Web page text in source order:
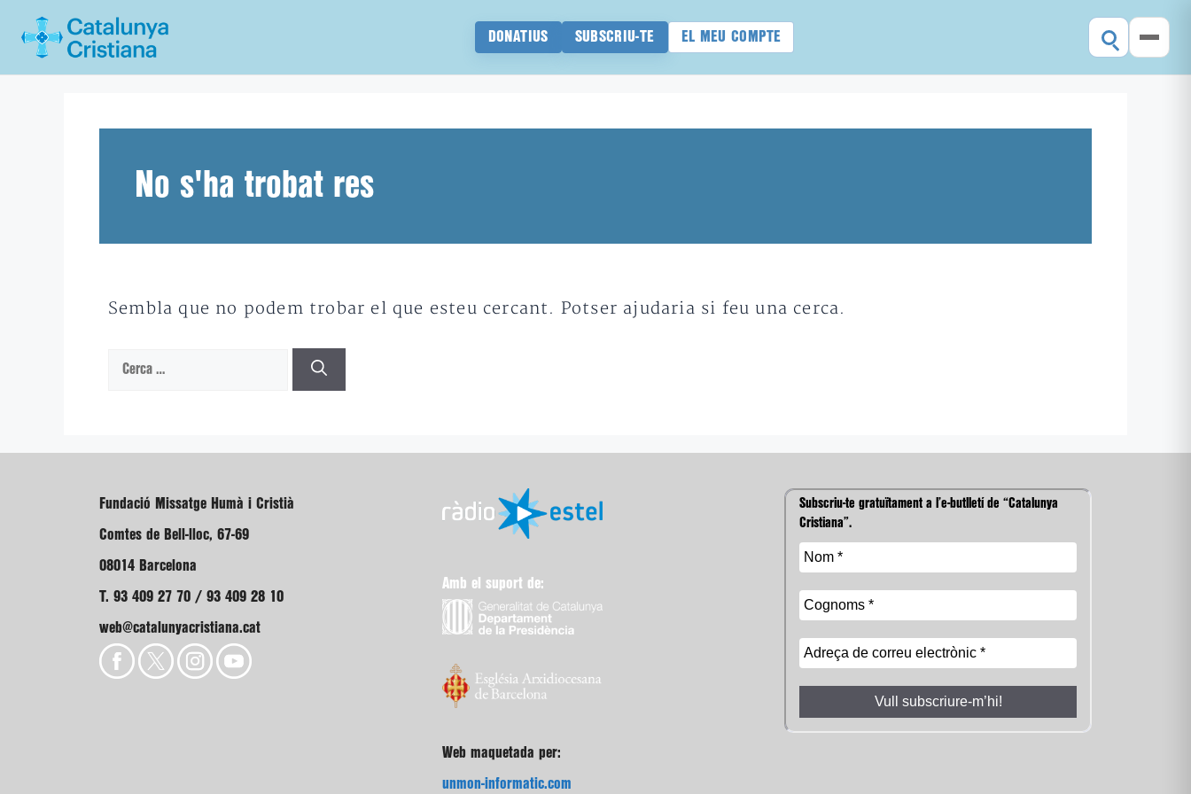
DONATIUS SUBSCRIU-TE EL MEU COMPTE
No s'ha trobat res
Sembla que no podem trobar el que esteu cercant. Potser ajudaria si feu una cerca.
Cerca:
Fundació Missatge Humà i Cristià
Comtes de Bell-lloc, 67-69
08014 Barcelona
T. 93 409 27 70 / 93 409 28 10
web@catalunyacristiana.cat
Amb el suport de:
Web maquetada per:
unmon-informatic.com
Subscriu-te gratuïtament a l’e-butlletí de “Catalunya
Cristiana”.